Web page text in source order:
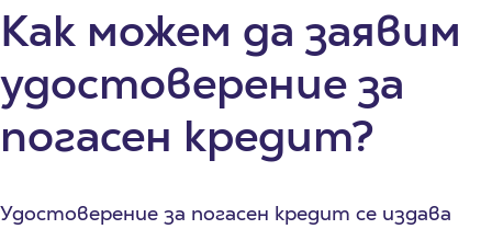
Как можем да заявим
удостоверение за
погасен кредит?
Удостоверение за погасен кредит се издава